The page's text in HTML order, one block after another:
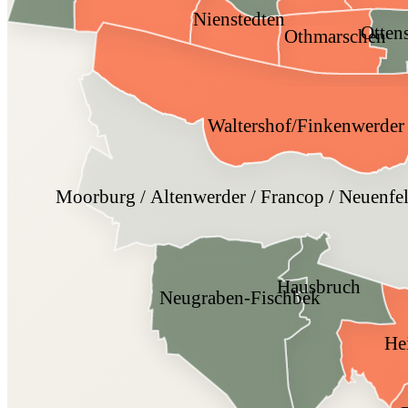
Waltershof/Finkenwerder
Othmarschen
Nienstedten
Moorburg / Altenwerder / Francop /
Hausbruch
Neugraben-Fischbek